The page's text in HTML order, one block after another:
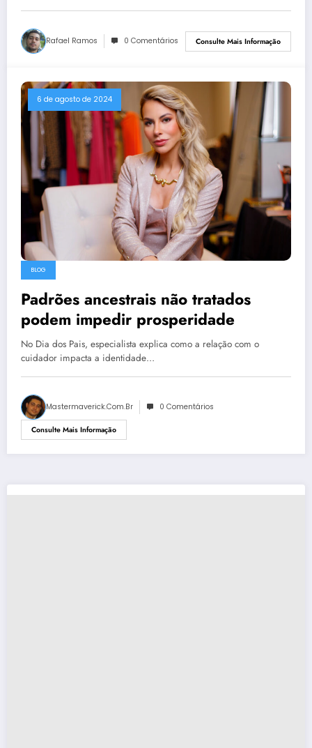
Rafael Ramos 0 Comentários Consulte Mais Informação
6 de agosto de 2024
BLOG
Padrões ancestrais não tratados
podem impedir prosperidade
No Dia dos Pais, especialista explica como a relação com o
cuidador impacta a identidade…
Mastermaverick.com.br 0 Comentários
Consulte Mais Informação